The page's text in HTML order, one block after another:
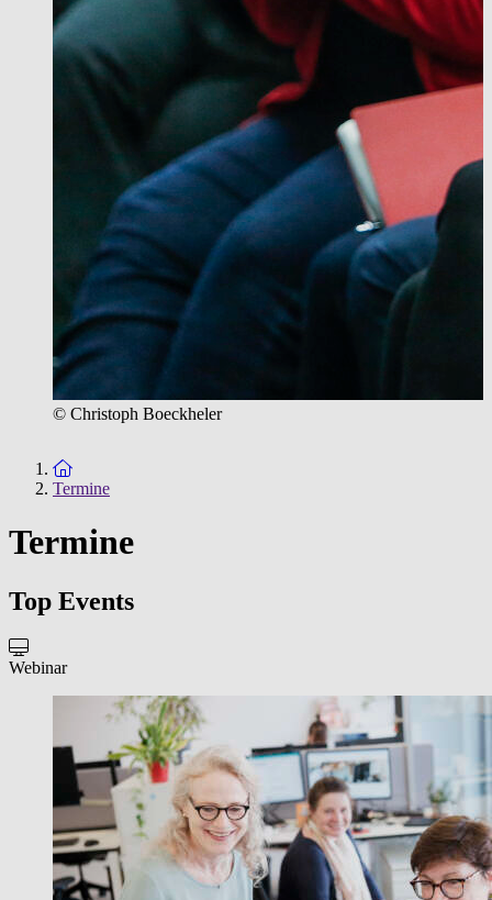
© Christoph Boeckheler
Zur Startseite
Termine
Termine
Top Events
Webinar